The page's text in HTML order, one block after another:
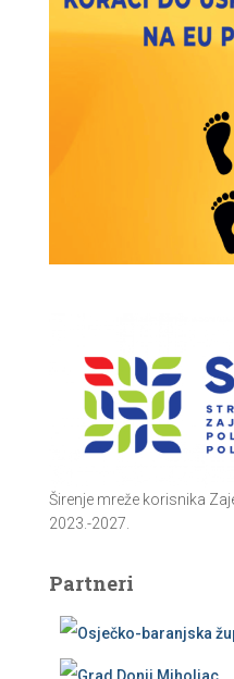
Širenje mreže korisnika
2023.-2027.
Partneri